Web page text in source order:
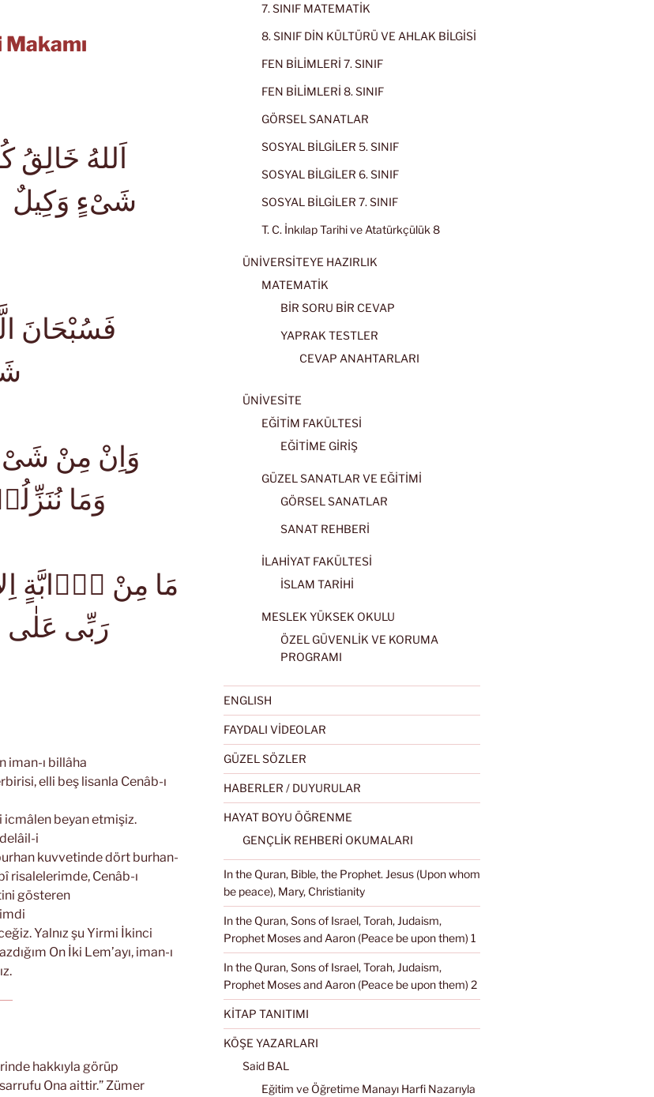
اَللهُ
شَىْءٍ وَكِيلٌ
وَمَا
رَبِّى
iman-ı billâha
elli beş lisanla Cenâb-ı
beyan etmişiz.
i
kuvvetinde dört burhan-
risalelerimde, Cenâb-ı
gösteren
Yalnız şu Yirmi İkinci
On İki Lem’ayı, iman-ı
hakkıyla görüp
Ona aittir.” Zümer
7. SINIF MATEMATİK
8. SINIF DİN KÜLTÜRÜ VE AHLAK BİLGİSİ
FEN BİLİMLERİ 7. SINIF
FEN BİLİMLERİ 8. SINIF
GÖRSEL SANATLAR
SOSYAL BİLGİLER 5. SINIF
SOSYAL BİLGİLER 6. SINIF
SOSYAL BİLGİLER 7. SINIF
T. C. İnkılap Tarihi ve Atatürkçülük 8
ÜNİVERSİTEYE HAZIRLIK
MATEMATİK
BİR SORU BİR CEVAP
YAPRAK TESTLER
CEVAP ANAHTARLARI
ÜNİVESİTE
EĞİTİM FAKÜLTESİ
EĞİTİME GİRİŞ
GÜZEL SANATLAR VE EĞİTİMİ
GÖRSEL SANATLAR
SANAT REHBERİ
İLAHİYAT FAKÜLTESİ
İSLAM TARİHİ
MESLEK YÜKSEK OKULU
ÖZEL GÜVENLİK VE KORUMA
PROGRAMI
ENGLISH
FAYDALI VİDEOLAR
GÜZEL SÖZLER
HABERLER / DUYURULAR
HAYAT BOYU ÖĞRENME
GENÇLİK REHBERİ OKUMALARI
In the Quran, Bible, the Prophet. Jesus (Upon whom
be peace), Mary, Christianity
In the Quran, Sons of Israel, Torah, Judaism,
Prophet Moses and Aaron (Peace be upon them) 1
In the Quran, Sons of Israel, Torah, Judaism,
Prophet Moses and Aaron (Peace be upon them) 2
KİTAP TANITIMI
KÖŞE YAZARLARI
Said BAL
Eğitim ve Öğretime Manayı Harfi Nazarıyla